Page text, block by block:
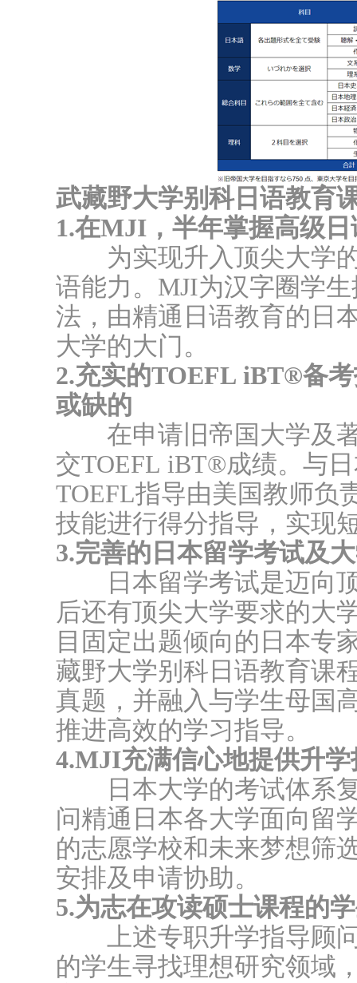
武藏野大学别科日语教育
1.在MJI，半年掌握高级
为实现升入顶尖大学的
语能力。MJI为汉字圈学
法，由精通日语教育的日
大学的大门。
2.充实的TOEFL iBT®备
或缺的
在申请旧帝国大学及著
交TOEFL iBT®成绩。与
TOEFL指导由美国教师负
技能进行得分指导，实现
3.完善的日本留学考试及
日本留学考试是迈向顶
后还有顶尖大学要求的大
目固定出题倾向的日本专
藏野大学别科日语教育课
真题，并融入与学生母国
推进高效的学习指导。
4.MJI充满信心地提供升学
日本大学的考试体系复
问精通日本各大学面向留
的志愿学校和未来梦想筛
安排及申请协助。
5.为志在攻读硕士课程的
上述专职升学指导顾问
的学生寻找理想研究领域